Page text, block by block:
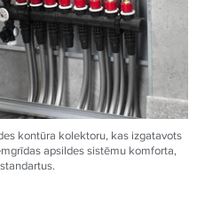
kontūra kolektoru, kas izgatavots
apsildes sistēmu komforta,